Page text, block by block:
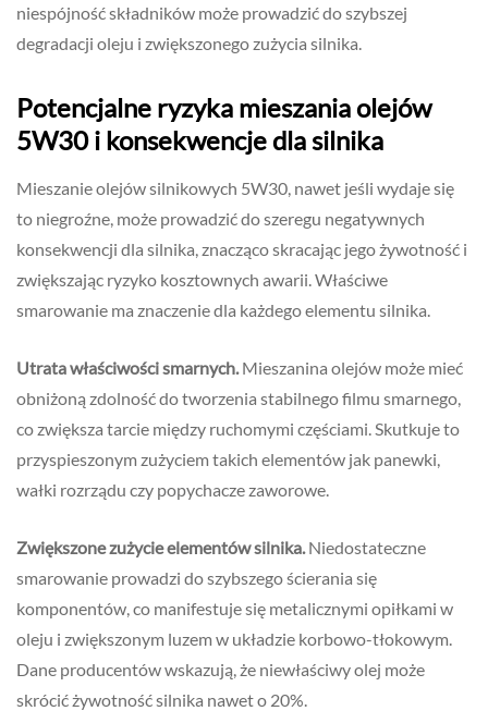
niespójność składników może prowadzić do szybszej
degradacji oleju i zwiększonego zużycia silnika.
Potencjalne ryzyka mieszania olejów
5W30 i konsekwencje dla silnika
Mieszanie olejów silnikowych 5W30, nawet jeśli wydaje się
to niegroźne, może prowadzić do szeregu negatywnych
konsekwencji dla silnika, znacząco skracając jego żywotność i
zwiększając ryzyko kosztownych awarii. Właściwe
smarowanie ma znaczenie dla każdego elementu silnika.
Utrata właściwości smarnych. Mieszanina olejów może mieć
obniżoną zdolność do tworzenia stabilnego filmu smarnego,
co zwiększa tarcie między ruchomymi częściami. Skutkuje to
przyspieszonym zużyciem takich elementów jak panewki,
wałki rozrządu czy popychacze zaworowe.
Zwiększone zużycie elementów silnika. Niedostateczne
smarowanie prowadzi do szybszego ścierania się
komponentów, co manifestuje się metalicznymi opiłkami w
oleju i zwiększonym luzem w układzie korbowo-tłokowym.
Dane producentów wskazują, że niewłaściwy olej może
skrócić żywotność silnika nawet o 20%.